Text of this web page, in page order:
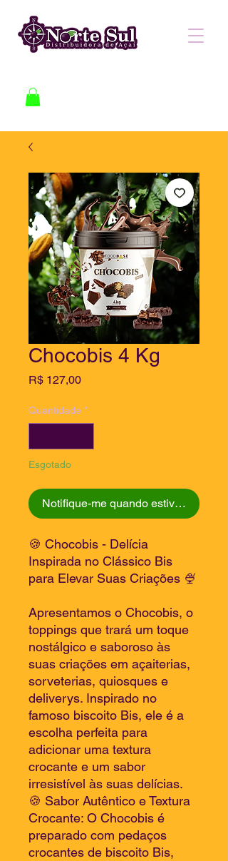
Chocobis 4 Kg
R$ 127,00Preço
Quantidade *
Esgotado
Notifique-me quando estiver
🍪 Chocobis - Delícia
Inspirada no Clássico Bis
para Elevar Suas Criações 🍨
Apresentamos o Chocobis, o
toppings que trará um toque
nostálgico e saboroso às
suas criações em açaiterias,
sorveterias, quiosques e
deliverys. Inspirado no
famoso biscoito Bis, ele é a
escolha perfeita para
adicionar uma textura
crocante e um sabor
irresistível às suas delícias.
🍪 Sabor Autêntico e Textura
Crocante: O Chocobis é
preparado com pedaços
crocantes de biscoito Bis,